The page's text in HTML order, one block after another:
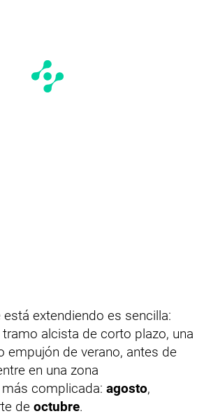
extendiendo es sencilla:
alcista de corto plazo, una
empujón de verano, antes de
en una zona
complicada: agosto,
de octubre.